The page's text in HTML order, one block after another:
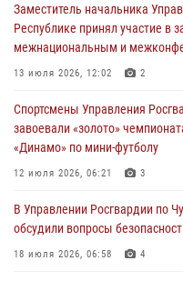
мировой войне 1914-1918
01 августа 2026, 07:19
В Ядрине сотрудники
01 августа 2026, 06:12
1 августа – День дежурной
Российской Федерации
Директор Росгвардии Герой
поздравил специалистов
Заместитель начальника
Республике принял участие в
межнациональным и
13 июля 2026, 12:02 2
Спортсмены Управления
завоевали «золото»
«Динамо» по мини-футболу
12 июля 2026, 06:21 3
В Управлении Росгвардии по
обсудили вопросы
18 июля 2026, 06:58 4